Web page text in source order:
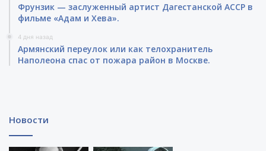
Фрунзик — заслуженный артист Дагестанской АССР в
фильме «Адам и Хева».
4 дня назад
Армянский переулок или как телохранитель
Наполеона спас от пожара район в Москве.
Новости